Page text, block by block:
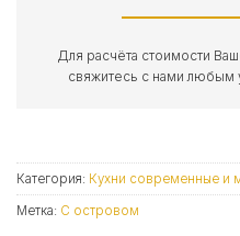
Для расчёта стоимости
свяжитесь с нами любым
Категория: Кухни современные и
Метка: С островом